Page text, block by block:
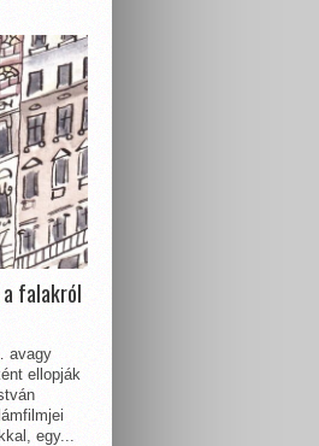
falakról
avagy
ellopják
egy...